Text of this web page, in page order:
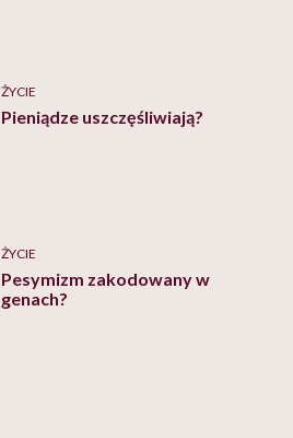
ŻYCIE
Pieniądze uszczęśliwiają?
ŻYCIE
Pesymizm zakodowany w
genach?